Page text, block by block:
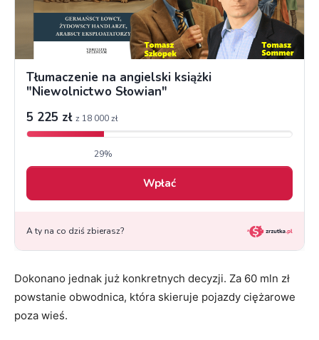
Dokonano jednak już konkretnych decyzji. Za 60 mln zł
powstanie obwodnica, która skieruje pojazdy ciężarowe
poza wieś.